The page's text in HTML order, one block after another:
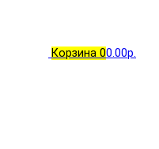
Корзина 00.00р.